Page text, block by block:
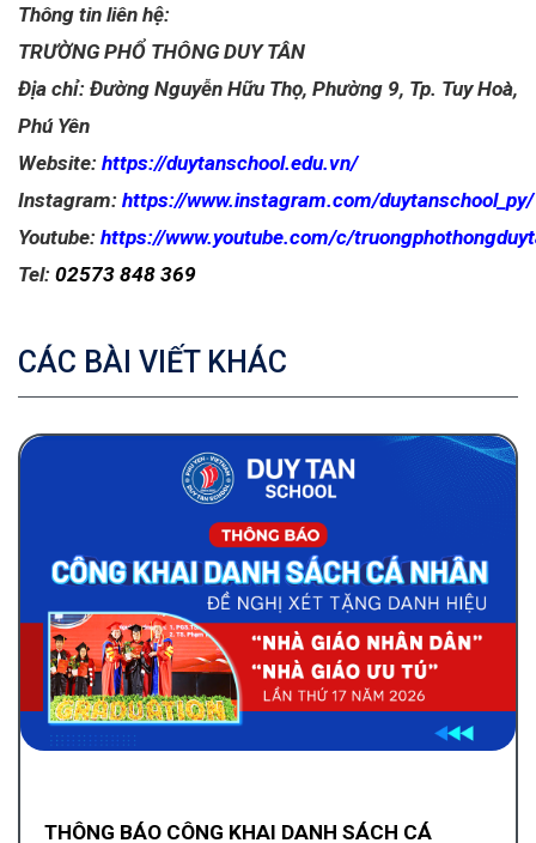
Thông tin liên hệ:
TRƯỜNG PHỔ THÔNG DUY TÂN
Địa chỉ: Đường Nguyễn Hữu Thọ, Phường 9, Tp. Tuy Hoà,
Phú Yên
Website: https://duytanschool.edu.vn/
Instagram: https://www.instagram.com/duytanschool_py/
Youtube: https://www.youtube.com/c/
Tel: 02573 848 369
CÁC BÀI VIẾT KHÁC
THÔNG BÁO CÔNG KHAI DANH SÁCH CÁ